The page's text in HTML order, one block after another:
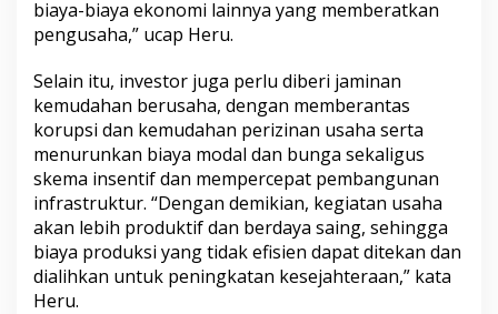
biaya-biaya ekonomi lainnya yang memberatkan
pengusaha,” ucap Heru.
Selain itu, investor juga perlu diberi jaminan
kemudahan berusaha, dengan memberantas
korupsi dan kemudahan perizinan usaha serta
menurunkan biaya modal dan bunga sekaligus
skema insentif dan mempercepat pembangunan
infrastruktur. “Dengan demikian, kegiatan usaha
akan lebih produktif dan berdaya saing, sehingga
biaya produksi yang tidak efisien dapat ditekan dan
dialihkan untuk peningkatan kesejahteraan,” kata
Heru.